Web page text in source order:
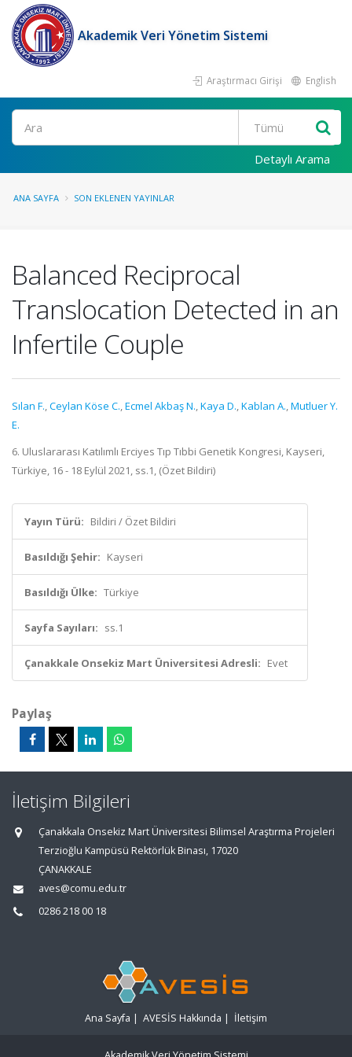
Akademik Veri Yönetim Sistemi
Araştırmacı Girişi English
Ara
Detaylı Arama
ANA SAYFA SON EKLENEN YAYINLAR
Balanced Reciprocal
Translocation Detected in an
Infertile Couple
Sılan F.,Ceylan Köse C.,Ecmel Akbaş N.,Kaya D.,Kablan A.,Mutluer Y.
E.
6. Uluslararası Katılımlı Erciyes Tıp Tıbbi Genetik Kongresi, Kayseri,
Türkiye, 16 - 18 Eylül 2021, ss.1, (Özet Bildiri)
Yayın Türü: Bildiri / Özet Bildiri
Basıldığı Şehir: Kayseri
Basıldığı Ülke: Türkiye
Sayfa Sayıları: ss.1
Çanakkale Onsekiz Mart Üniversitesi Adresli: Evet
Paylaş
İletişim Bilgileri
Çanakkala Onsekiz Mart Üniversitesi Bilimsel Araştırma Projeleri
Terzioğlu Kampüsü Rektörlük Binası, 17020
ÇANAKKALE
aves@comu.edu.tr
0286 218 00 18
Ana Sayfa | AVESİS Hakkında | İletişim